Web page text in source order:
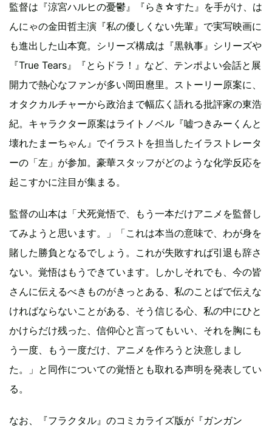
監督は『涼宮ハルヒの憂鬱』『らき☆すた』を手がけ、は
んにゃの金田哲主演『私の優しくない先輩』で実写映画に
も進出した山本寛。シリーズ構成は『黒執事』シリーズや
『True Tears』『とらドラ！』など、テンポよい会話と展
開力で熱心なファンが多い岡田麿里。ストーリー原案に、
オタクカルチャーから政治まで幅広く語れる批評家の東浩
紀。キャラクター原案はライトノベル『嘘つきみーくんと
壊れたまーちゃん』でイラストを担当したイラストレータ
ーの「左」が参加。豪華スタッフがどのような化学反応を
起こすかに注目が集まる。
監督の山本は「犬死覚悟で、もう一本だけアニメを監督し
てみようと思います。」「これは本当の意味で、わが身を
賭した勝負となるでしょう。これが失敗すれば引退も辞さ
ない。覚悟はもうできています。しかしそれでも、今の皆
さんに伝えるべきものがきっとある、私のことばで伝えな
ければならないことがある、そう信じる心、私の中にひと
かけらだけ残った、信仰心と言ってもいい、それを胸にも
う一度、もう一度だけ、アニメを作ろうと決意しまし
た。」と同作についての覚悟とも取れる声明を発表してい
る。
なお、『フラクタル』のコミカライズ版が『ガンガン